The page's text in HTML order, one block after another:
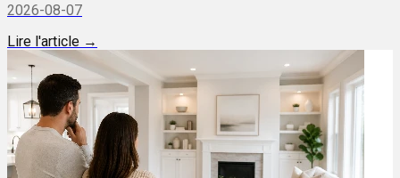
2026-08-07
Lire l'article →